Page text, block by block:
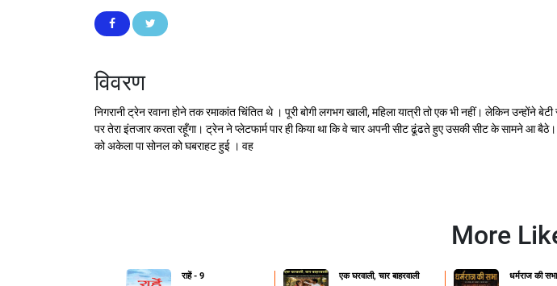
विवरण
निगरानी ट्रेन रवाना होने तक रमाकांत चिंतित थे । पूरी बोगी लगभग खाली, महिला यात्री तो एक भी नहीं। लेकिन
पर तेरा इंतजार करता रहूँगा। ट्रेन ने प्लेटफार्म पार ही किया था कि वे चार अपनी सीट ढूंढते हुए उसकी सीट के सामने
को अकेला पा सोनल को घबराहट हुई । वह
More
राहें - 9 एक घरवाली, चार बाहरवाली धर्मराज की